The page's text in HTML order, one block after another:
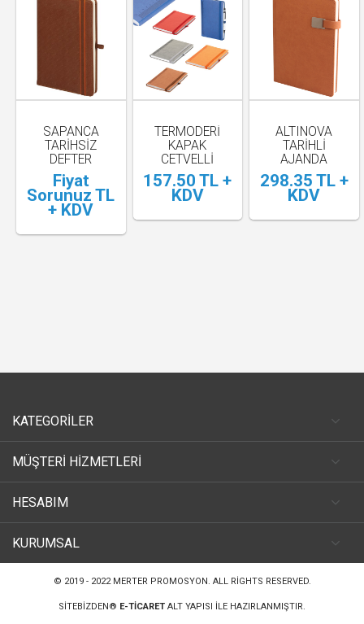
SAPANCA
TARIHSIZ
DEFTER
Fiyat
Sorunuz TL
+ KDV
TERMODERI
KAPAK
CETVELLI
DEFTER ( 13 X
21 CM )
157.50 TL +
KDV
ALTINOVA
TARİHLİ
AJANDA
298.35 TL +
KDV
KATEGORİLER
MÜŞTERİ HİZMETLERİ
HESABIM
KURUMSAL
© 2019 - 2022 MERTER PROMOSYON . ALL RIGHTS RESERVED.
SITEBIZDEN® E-TICARET ALT YAPISI ILE HAZIRLANMIŞTIR.